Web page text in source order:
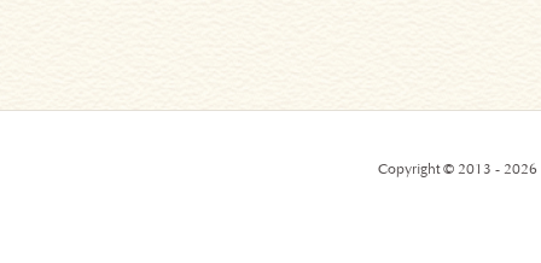
Copyright © 2013 - 2026